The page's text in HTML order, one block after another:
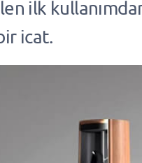
ilk
icat.